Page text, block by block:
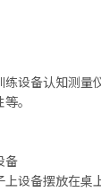
设备认知测
。
备
设备摆放在桌